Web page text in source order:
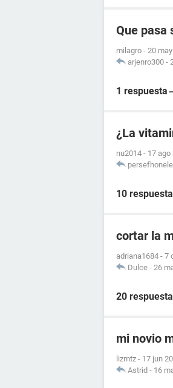
Que pasa
milagro - 20
arjenro300 -
1 respuesta
¿La
nu2014 - 17 ago
10
cortar la
adriana1684 - 7
Dulce - 26
20
mi novio
lizmtz - 17 jun
Astrid - 16